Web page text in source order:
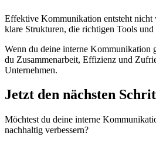
Effektive Kommunikation entsteht nicht
klare Strukturen, die richtigen Tools
Wenn du deine interne Kommunikation
du Zusammenarbeit, Effizienz und
Unternehmen.
Jetzt den nächsten
Möchtest du deine interne
nachhaltig verbessern?